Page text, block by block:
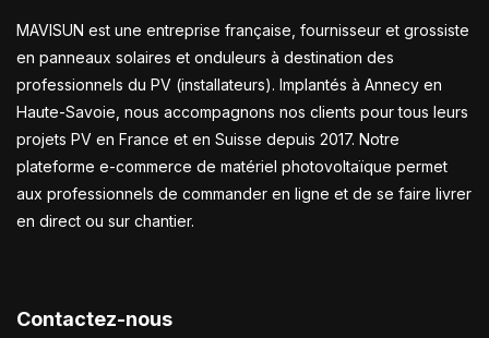
MAVISUN est une entreprise française, fournisseur et grossiste
en panneaux solaires et onduleurs à destination des
professionnels du PV (installateurs). Implantés à Annecy en
Haute-Savoie, nous accompagnons nos clients pour tous leurs
projets PV en France et en Suisse depuis 2017. Notre
plateforme e-commerce de matériel photovoltaïque permet
aux professionnels de commander en ligne et de se faire livrer
en direct ou sur chantier.
Contactez-nous